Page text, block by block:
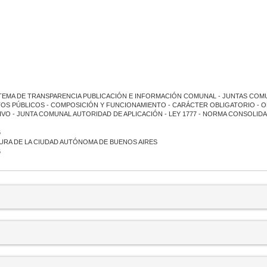
DE TRANSPARENCIA PUBLICACIÓN E INFORMACIÓN COMUNAL - JUNTAS
PÚBLICOS - COMPOSICIÓN Y FUNCIONAMIENTO - CARÁCTER OBLIGATORIO -
- JUNTA COMUNAL AUTORIDAD DE APLICACIÓN - LEY 1777 - NORMA
DE LA CIUDAD AUTÓNOMA DE BUENOS AIRES